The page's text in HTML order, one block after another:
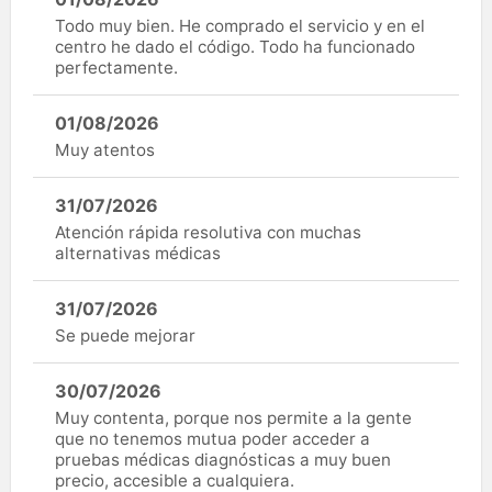
Todo muy bien. He comprado el servicio y en el
centro he dado el código. Todo ha funcionado
perfectamente.
01/08/2026
Muy atentos
31/07/2026
Atención rápida resolutiva con muchas
alternativas médicas
31/07/2026
Se puede mejorar
30/07/2026
Muy contenta, porque nos permite a la gente
que no tenemos mutua poder acceder a
pruebas médicas diagnósticas a muy buen
precio, accesible a cualquiera.